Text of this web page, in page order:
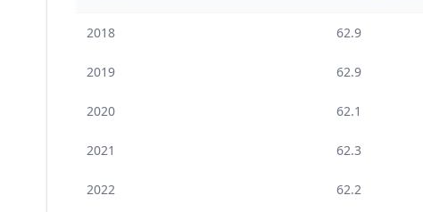
2018 62.9
2019 62.9
2020 62.1
2021 62.3
2022 62.2